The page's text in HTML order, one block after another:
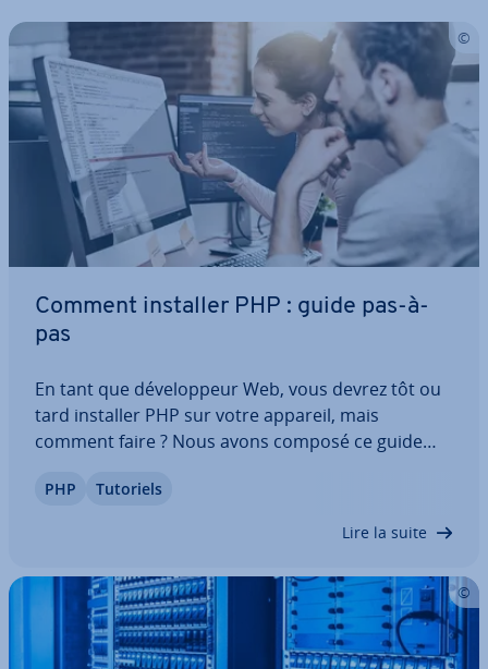
Comment installer PHP : guide pas-à-
pas
En tant que dé­ve­lop­peur Web, vous devrez tôt ou
tard installer PHP sur votre appareil, mais
comment faire ? Nous avons composé ce guide
langage de script très répandu un jeu d’enfant
pour vous. Découvrez quelle version de PHP
PHP Tutoriels
Lire la suite